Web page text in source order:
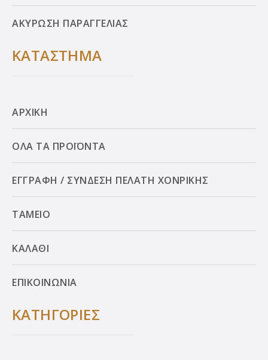
ΑΚΥΡΩΣΗ ΠΑΡΑΓΓΕΛΙΑΣ
ΚΑΤΑΣΤΗΜΑ
ΑΡΧΙΚΗ
ΟΛΑ ΤΑ ΠΡΟΪΟΝΤΑ
ΕΓΓΡΑΦΗ / ΣΥΝΔΕΣΗ ΠΕΛΑΤΗ ΧΟΝΡΙΚΗΣ
ΤΑΜΕΙΟ
ΚΑΛΑΘΙ
ΕΠΙΚΟΙΝΩΝΙΑ
ΚΑΤΗΓΟΡΙΕΣ